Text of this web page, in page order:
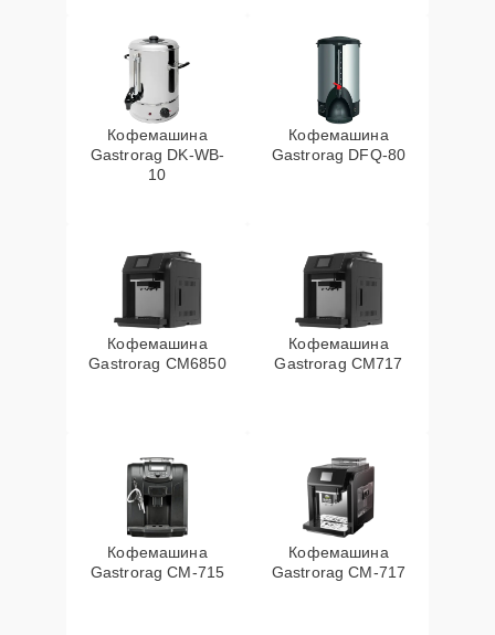
Кофемашина
Gastrorag DK-WB-
10
Кофемашина
Gastrorag DFQ-80
Кофемашина
Gastrorag CM6850
Кофемашина
Gastrorag CM717
Кофемашина
Gastrorag CM-715
Кофемашина
Gastrorag CM-717